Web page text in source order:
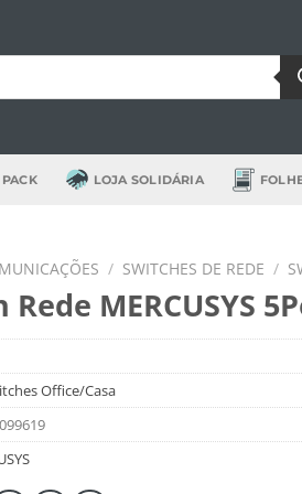
LOJA SOLIDÁRIA
/ SWITCHES DE REDE /
Rede MERCUSYS
Office/Casa